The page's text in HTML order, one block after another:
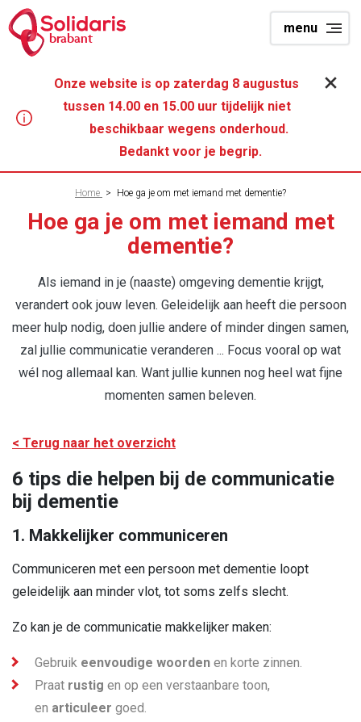
Overslaan
en
gaan
menu
brabant
Onze website is op zaterdag 8 augustus
tussen 14.00 en 15.00 uur tijdelijk niet
beschikbaar wegens onderhoud.
Bedankt voor je begrip.
Kruimelpad
Home > Hoe ga je om met iemand met dementie?
Hoe ga je om met iemand met
dementie?
Als iemand in je (naaste) omgeving dementie krijgt,
verandert ook jouw leven. Geleidelijk aan heeft die persoon
meer hulp nodig, doen jullie andere of minder dingen samen,
zal jullie communicatie veranderen ... Focus vooral op wat
wél nog allemaal kan. Want jullie kunnen nog heel wat fijne
momenten samen beleven.
< Terug naar het overzicht
6 tips die helpen bij de communicatie
bij dementie
1. Makkelijker communiceren
Communiceren met een persoon met dementie loopt
geleidelijk aan minder vlot, tot soms zelfs slecht.
Zo kan je de communicatie makkelijker maken:
Gebruik eenvoudige woorden en korte zinnen.
Praat rustig en op een verstaanbare toon,
en articuleer goed.